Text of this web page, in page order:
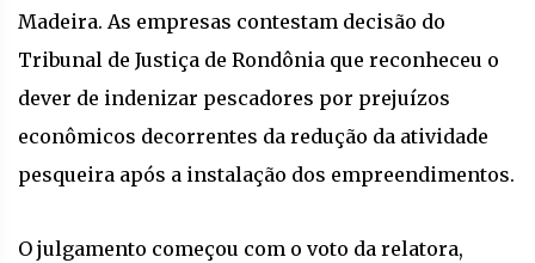
Madeira. As empresas contestam decisão do
Tribunal de Justiça de Rondônia que reconheceu o
dever de indenizar pescadores por prejuízos
econômicos decorrentes da redução da atividade
pesqueira após a instalação dos empreendimentos.
O julgamento começou com o voto da relatora,